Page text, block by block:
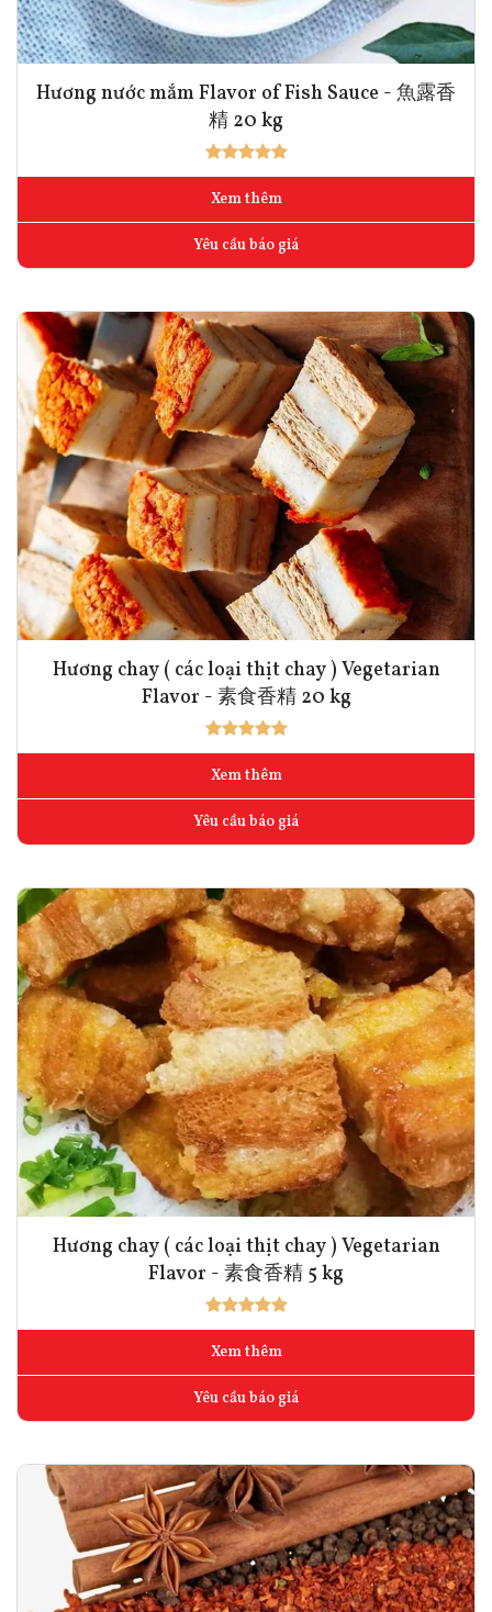
Hương nước mắm Flavor of Fish Sauce - 魚露香
精 20 kg
Xem thêm
Yêu cầu báo giá
Hương chay ( các loại thịt chay ) Vegetarian
Flavor - 素食香精 20 kg
Xem thêm
Yêu cầu báo giá
Hương chay ( các loại thịt chay ) Vegetarian
Flavor - 素食香精 5 kg
Xem thêm
Yêu cầu báo giá